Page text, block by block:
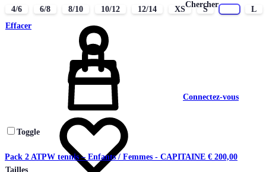
Chercher
Connectez-vous
4/6 6/8 8/10 10/12 12/14 XS S
L
Effacer
Toggle
Pack 2 ATPW tennis – Enfants / Femmes - CAPITAINE € 200,00
Tailles